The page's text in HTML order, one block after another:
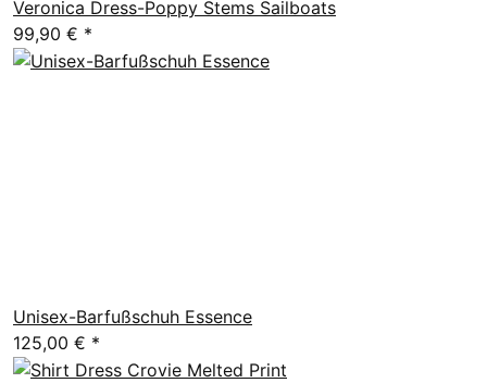
Veronica Dress-Poppy Stems Sailboats
99,90 € *
Unisex-Barfußschuh Essence
125,00 € *